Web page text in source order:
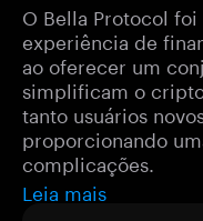
O Bella Protocol
experiência de
ao oferecer um
simplificam o
tanto usuários
proporcionando
complicações.
Leia mais